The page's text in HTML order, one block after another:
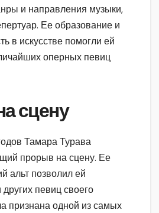
и направления музыки,
Ее образование и
в искусстве помогли ей
оперных певиц
сцену
Тамара Турава
прорыв на сцену. Ее
альт позволил ей
певиц своего
признана одной из самых